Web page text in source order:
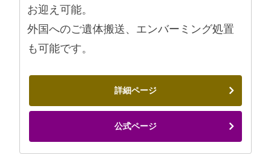
お迎え可能。
外国へのご遺体搬送、エンバーミング処置
も可能です。
詳細ページ
公式ページ